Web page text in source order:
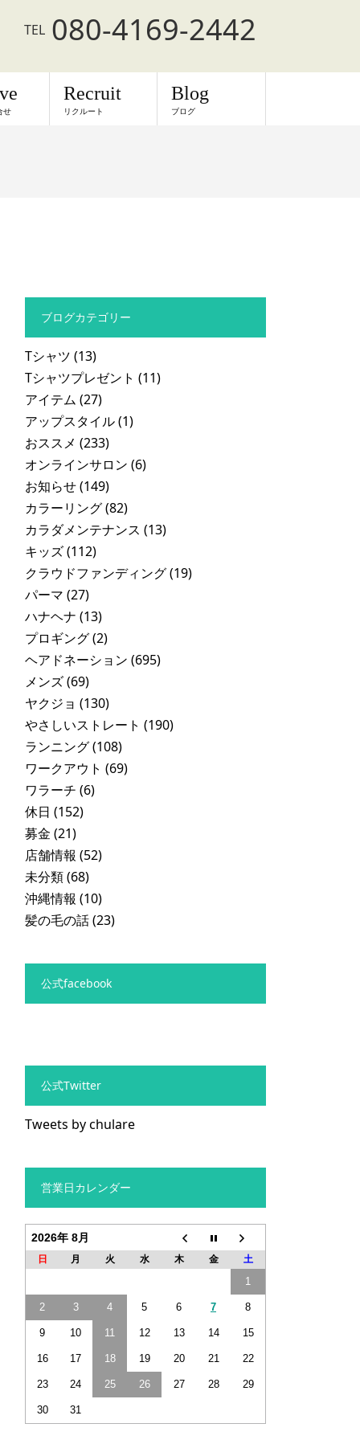
TEL 080-4169-2442
せ
Recruit
リクルート
Blog
ブログ
ブログカテゴリー
Tシャツ (13)
Tシャツプレゼント (11)
アイテム (27)
アップスタイル(1)
おススメ (233)
オンラインサロン (6)
お知らせ(149)
カラーリング(82)
カラダメンテナンス (13)
キッズ(112)
クラウドファンディング(19)
パーマ (27)
ハナヘナ (13)
プロギング(2)
ヘアドネーション (695)
メンズ(69)
ヤクジョ (130)
やさしいストレート (190)
ランニング(108)
ワークアウト (69)
ワラーチ (6)
休日 (152)
募金 (21)
店舗情報 (52)
未分類(68)
沖縄情報 (10)
髪の毛の話(23)
公式facebook
公式Twitter
Tweets by chulare
営業日カレンダー
2026年 8月
日 月 火 水 木 金 土
1
2 3 4 5 6 7 8
9 10 11 12 13 14 15
16 17 18 19 20 21 22
23 24 25 26 27 28 29
30 31